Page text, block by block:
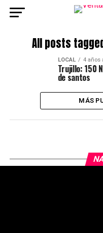
All posts
LOCAL 4 años
Trujillo: 150
de santos
MÁS